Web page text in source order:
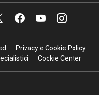
Privacy e Cookie Policy
Cookie Center